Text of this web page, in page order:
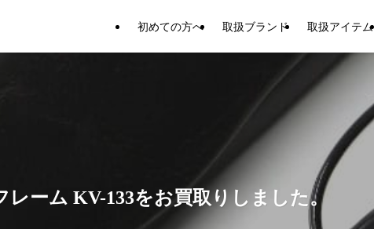
初めての方へ 取扱ブランド 取扱アイテム
ーム KV-133をお買取りしました。